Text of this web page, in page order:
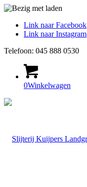
Link naar Facebook
Link naar Instagram
Telefoon: 045 888 0530
0Winkelwagen